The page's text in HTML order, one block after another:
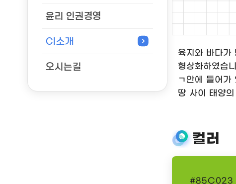
윤리 인권경영
CI소개
오시는길
육지와 바다가
형상화하였습
ㄱ안에 들어
땅 사이 태양
컬러
#85C023